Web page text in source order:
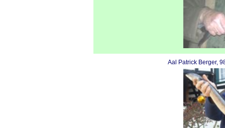
Aal Patrick Berger,